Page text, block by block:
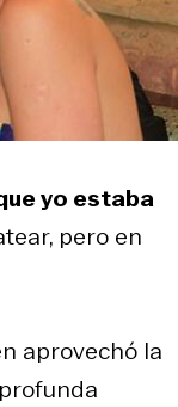
yo estaba
pero en
aprovechó la